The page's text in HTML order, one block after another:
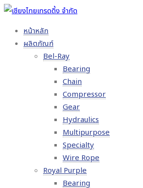
หน้าหลัก
ผลิตภัณฑ์
Bel-Ray
Bearing
Chain
Compressor
Gear
Hydraulics
Multipurpose
Specialty
Wire Rope
Royal Purple
Bearing